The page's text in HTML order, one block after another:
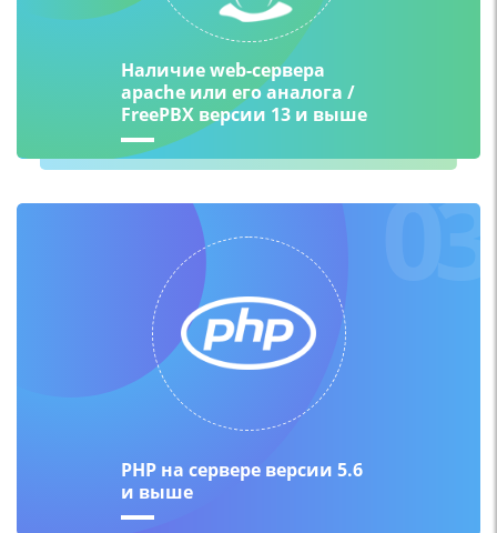
Наличие web-сервера
apache или его аналога /
FreePBX версии 13 и выше
03
PHP на сервере версии 5.6
и выше